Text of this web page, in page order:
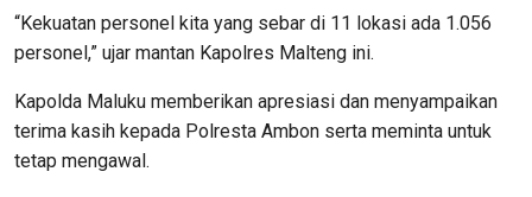
“Kekuatan personel kita yang sebar di 11 lokasi ada 1.056
personel,” ujar mantan Kapolres Malteng ini.
Kapolda Maluku memberikan apresiasi dan menyampaikan
terima kasih kepada Polresta Ambon serta meminta untuk
tetap mengawal.